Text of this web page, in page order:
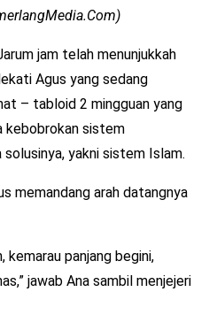
jam telah menunjukkah
Agus yang sedang
– tabloid 2 mingguan yang
kebobrokan sistem
yakni sistem Islam.
memandang arah datangnya
kemarau panjang begini,
jawab Ana sambil menjejeri